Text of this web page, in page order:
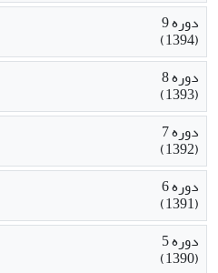
دوره 9
(1394)
دوره 8
(1393)
دوره 7
(1392)
دوره 6
(1391)
دوره 5
(1390)